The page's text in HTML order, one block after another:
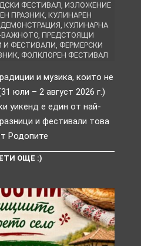
ФЕСТИВАЛ, ИЗЛОЖЕНИЕ
ПРАЗНИК, КУЛИНАРЕН
, КУЛИНАРНА
ВАЖНОТО, ПРЕДСТОЯЩИ
И ФЕСТИВАЛИ, ФЕРМЕРСКИ
, ФОЛКЛОРЕН ФЕСТИВАЛ
и музика, които не
юли – 2 август 2026 г.)
уикенд е един от най-
и фестивали това
Родопите
ОЩЕ :)